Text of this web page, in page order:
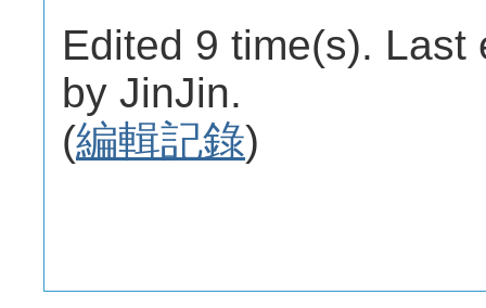
Edited 9 time(s). Last
by JinJin.
(編輯記錄)